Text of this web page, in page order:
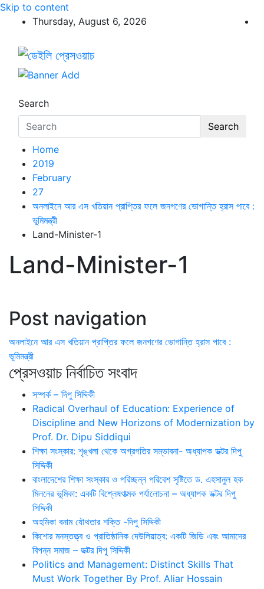
Skip to content
Thursday, August 6, 2026
ডেইলি প্রেসওয়াচ
ডেইলি প্রেসওয়াচ মুক্তিযুদ্ধের চেতনায় উদ্বুদ্ধ মুখপত্র
Search
Search
Home
2019
February
27
অনলাইনে আর এস খতিয়ান প্রাপ্তির ফলে জনগণের ভোগান্তি হ্রাস পাবে :
ভূমিমন্ত্রী
Land-Minister-1
Land-Minister-1
Post navigation
অনলাইনে আর এস খতিয়ান প্রাপ্তির ফলে জনগণের ভোগান্তি হ্রাস পাবে :
ভূমিমন্ত্রী
প্রেসওয়াচ নির্বাচিত সংবাদ
সম্পর্ক – দিপু সিদ্দিকী
Radical Overhaul of Education: Experience of
Discipline and New Horizons of Modernization by
Prof. Dr. Dipu Siddiqui
শিক্ষা সংস্কার: শৃঙ্খলা থেকে অগ্রগতির সম্ভাবনা- অধ্যাপক ডক্টর দিপু
সিদ্দিকী
বাংলাদেশের শিক্ষা সংস্কার ও পরিচ্ছন্ন পরিবেশ সৃষ্টিতে ড. এহসানুল হক
মিলনের ভূমিকা: একটি বিশ্লেষণাত্মক পর্যালোচনা – অধ্যাপক ডক্টর দিপু
সিদ্দিকী
অহমিকা বনাম যৌথতার শক্তি -দিপু সিদ্দিকী
কিশোর মনস্তত্ত্ব ও প্রাতিষ্ঠানিক দেউলিয়াত্ব: একটি জিডি এবং আমাদের
বিপন্ন সমাজ – ডক্টর দিপু সিদ্দিকী
Politics and Management: Distinct Skills That
Must Work Together By Prof. Aliar Hossain